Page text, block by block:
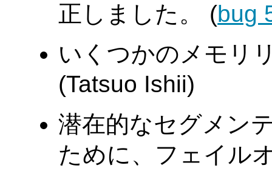
正しました。 (bug
いくつかのメモリ
(Tatsuo Ishii)
潜在的なセグメン
ために、フェイル